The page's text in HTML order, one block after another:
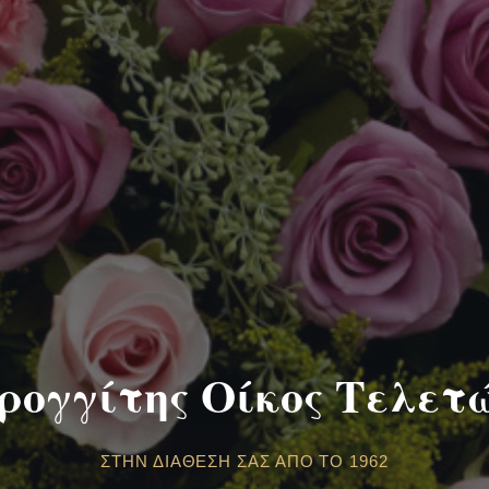
Οίκος
ΣΤΗΝ ΔΙΆΘΕΣΉ ΣΑΣ ΑΠΌ ΤΟ 1962